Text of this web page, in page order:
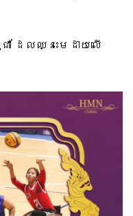
ែលឈ្នះមេដាយលើ